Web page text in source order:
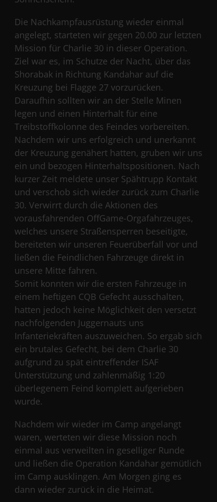
Die Nachkampfausrüstung wieder einmal
angelegt, starteten wir gegen 20.00 zur letzten
Mission für Charlie 30 in dieser Operation.
Ziel war es, im Schutze der Nacht, über das
Shorabak in Richtung Kandahar auf die
Kreuzung bei Flagge 27 vorzurücken.
Daraufhin sollten wir an der Stelle Minen
legen und einen Hinterhalt für eine
Treibstoffkolonne des Feindes vorbereiten.
Nachdem wir uns erfolgreich und unerkannt
der Kreuzung genähert hatten, gruben wir uns
ein und bezogen Hinterhaltspositionen. Nach
kurzer Zeit meldete unser Spähtrupp Kontakt
und verschob sich wieder zurück zum Charlie
30. Verwirrt durch die Aktionen des
vorausfahrenden OffGame-Orgafahrzeuges,
welches unsere Straßensperren beseitigte,
bereiteten wir unseren Feuerüberfall vor und
ließen die Feindlichen Fahrzeuge direkt in
unsere Mitte fahren.
Somit konnten wir die ersten Fahrzeuge in
einem heftigen CQB Gefecht ausschalten,
hatten jedoch keine Möglichkeit den versetzt
nachfolgenden Juggernauts uns
Infanteriekräften auszuweichen. So ergab sich
ein brutales Gefecht, bei dem Charlie 30
aufgrund zu spät eintreffender ISAF
Unterstützung und zahlenmäßig 1:20
überlegenem Feind komplett aufgerieben
wurde.
Nachdem wir wieder im Camp angelangt
waren, werteten wir diese Mission noch
einmal aus verweilten in geselliger Runde
und ließen die Operation Kandahar gemütlich
im Camp ausklingen. Am Morgen ging es
dann wieder zurück in die Heimat.